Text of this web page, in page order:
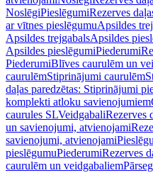
NoslēgiPieslēgumiRezerves
ar vītnes pieslēgumuApsildes
Apsildes trejgabalsApsildes
Apsildes pieslēgumiPiederumi
PiederumiBlīves caurulēm un
caurulēmStiprinājumi caurulēm
daļas paredzētas: Stiprinājumi
komplekti atloku savienojumiem
caurules SLVeidgabaliRezerves
un savienojumi, atvienojami
savienojumi, atvienojami
pieslēgumuPiederumiRezerves
caurulēm un veidgabaliem